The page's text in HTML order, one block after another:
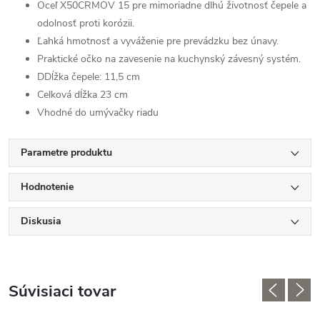
Oceľ X50CRMOV 15 pre mimoriadne dlhú životnosť čepele a
odolnosť proti korózii.
Ľahká hmotnosť a vyváženie pre prevádzku bez únavy.
Praktické očko na zavesenie na kuchynský závesný systém.
DDĺžka čepele: 11,5 cm
Celková dĺžka 23 cm
Vhodné do umývačky riadu
Parametre produktu
Hodnotenie
Diskusia
Súvisiaci tovar